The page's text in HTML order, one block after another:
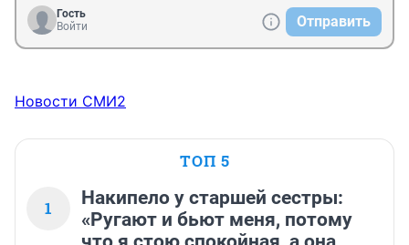
Гость
Войти
Отправить
Новости СМИ2
ТОП 5
1
Накипело у старшей сестры:
«Ругают и бьют меня, потому